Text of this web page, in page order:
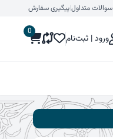
سوالات متداول|پیگیری سفارش
ورود | ثبت‌نام
0